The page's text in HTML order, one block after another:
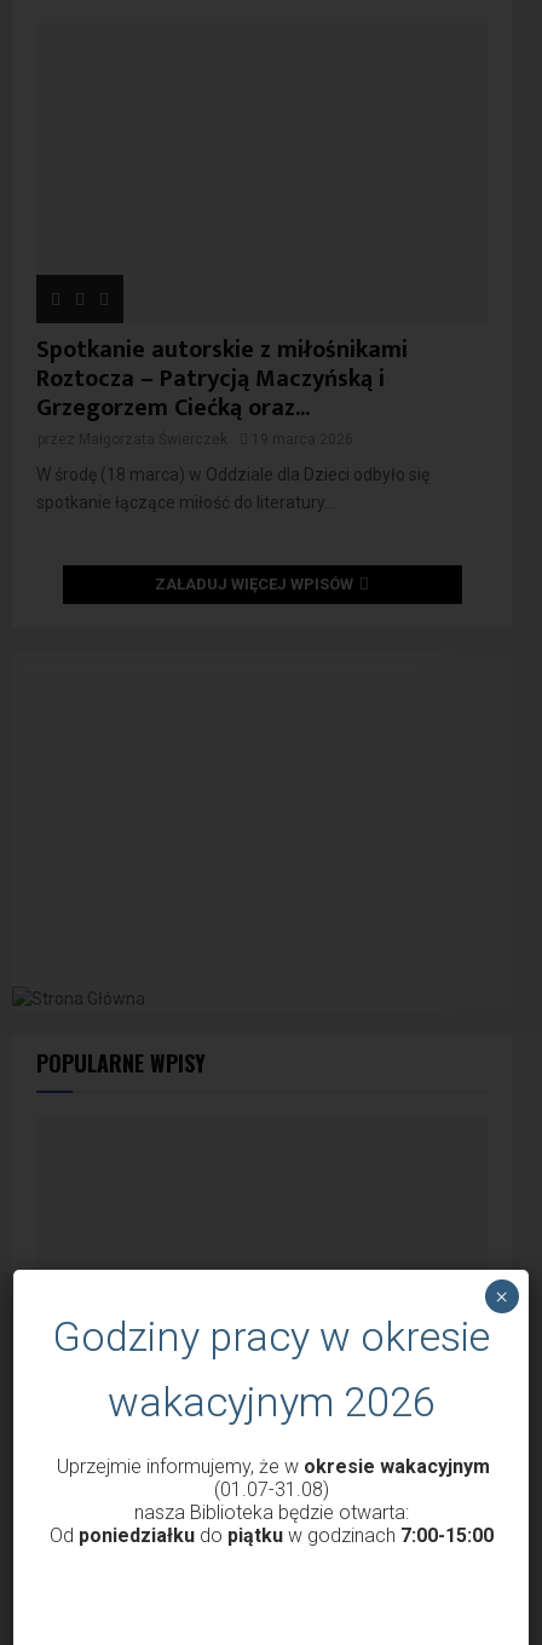
Spotkanie autorskie z miłośnikami
Roztocza – Patrycją Maczyńską i
Grzegorzem Ciećką oraz...
W środę (18 marca) w Oddziale dla Dzieci odbyło się
spotkanie łączące miłość do literatury...
ZAŁADUJ WIĘCEJ WPISÓW
POPULARNE WPISY
2022
Krzysztof Probola 18 lutego 2022 3038
Szanowni Państwo, Drodzy Czytelnicy uprzejmie
Godziny pracy w okresie
wakacyjnym 2026
Uprzejmie informujemy, że w okresie wakacyjnym
(01.07-31.08)
nasza Biblioteka będzie otwarta:
Od poniedziałkudo piątkuw godzinach 7:00-15:00
×